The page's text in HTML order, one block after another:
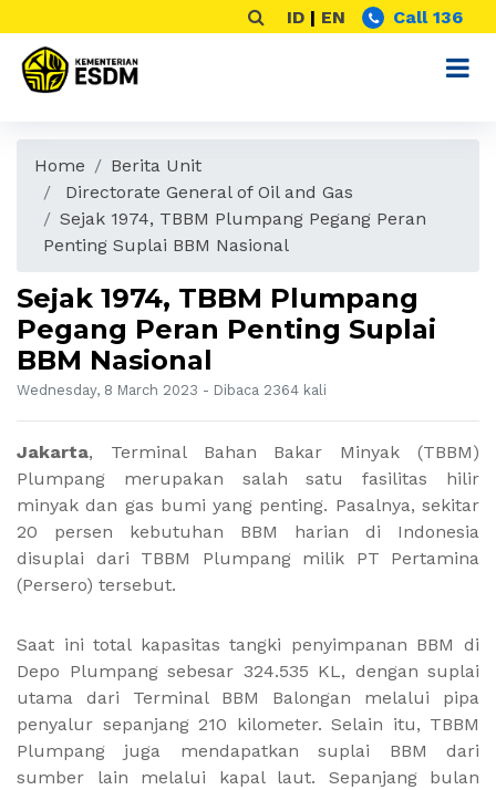
ID | EN Call 136
Home
Berita Unit
Directorate General of Oil and Gas
Sejak 1974, TBBM Plumpang Pegang Peran
Penting Suplai BBM Nasional
Sejak 1974, TBBM Plumpang
Pegang Peran Penting Suplai
BBM Nasional
Wednesday, 8 March 2023 - Dibaca 2364 kali
Jakarta, Terminal Bahan Bakar Minyak (TBBM)
Plumpang merupakan salah satu fasilitas hilir
minyak dan gas bumi yang penting. Pasalnya, sekitar
20 persen kebutuhan BBM harian di Indonesia
disuplai dari TBBM Plumpang milik PT Pertamina
(Persero) tersebut.
Saat ini total kapasitas tangki penyimpanan BBM di
Depo Plumpang sebesar 324.535 KL, dengan suplai
utama dari Terminal BBM Balongan melalui pipa
penyalur sepanjang 210 kilometer. Selain itu, TBBM
Plumpang juga mendapatkan suplai BBM dari
sumber lain melalui kapal laut. Sepanjang bulan